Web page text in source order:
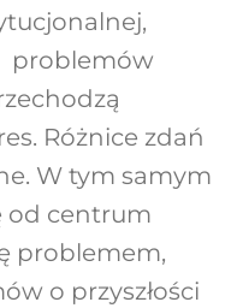
problemów
Różnice zdań
W tym samym
od centrum
problemem,
o przyszłości